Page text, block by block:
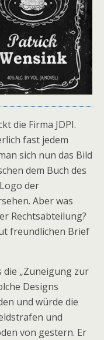
die Firma JDPI.
fast jedem
sich nun das Bild
dem Buch des
der
Aber was
Rechtsabteilung?
freundlichen Brief
die „Zuneigung zur
Designs
und würde die
und
von gestern. Er